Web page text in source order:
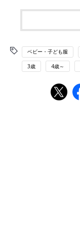
ベビー・子ども服
3歳 4歳～